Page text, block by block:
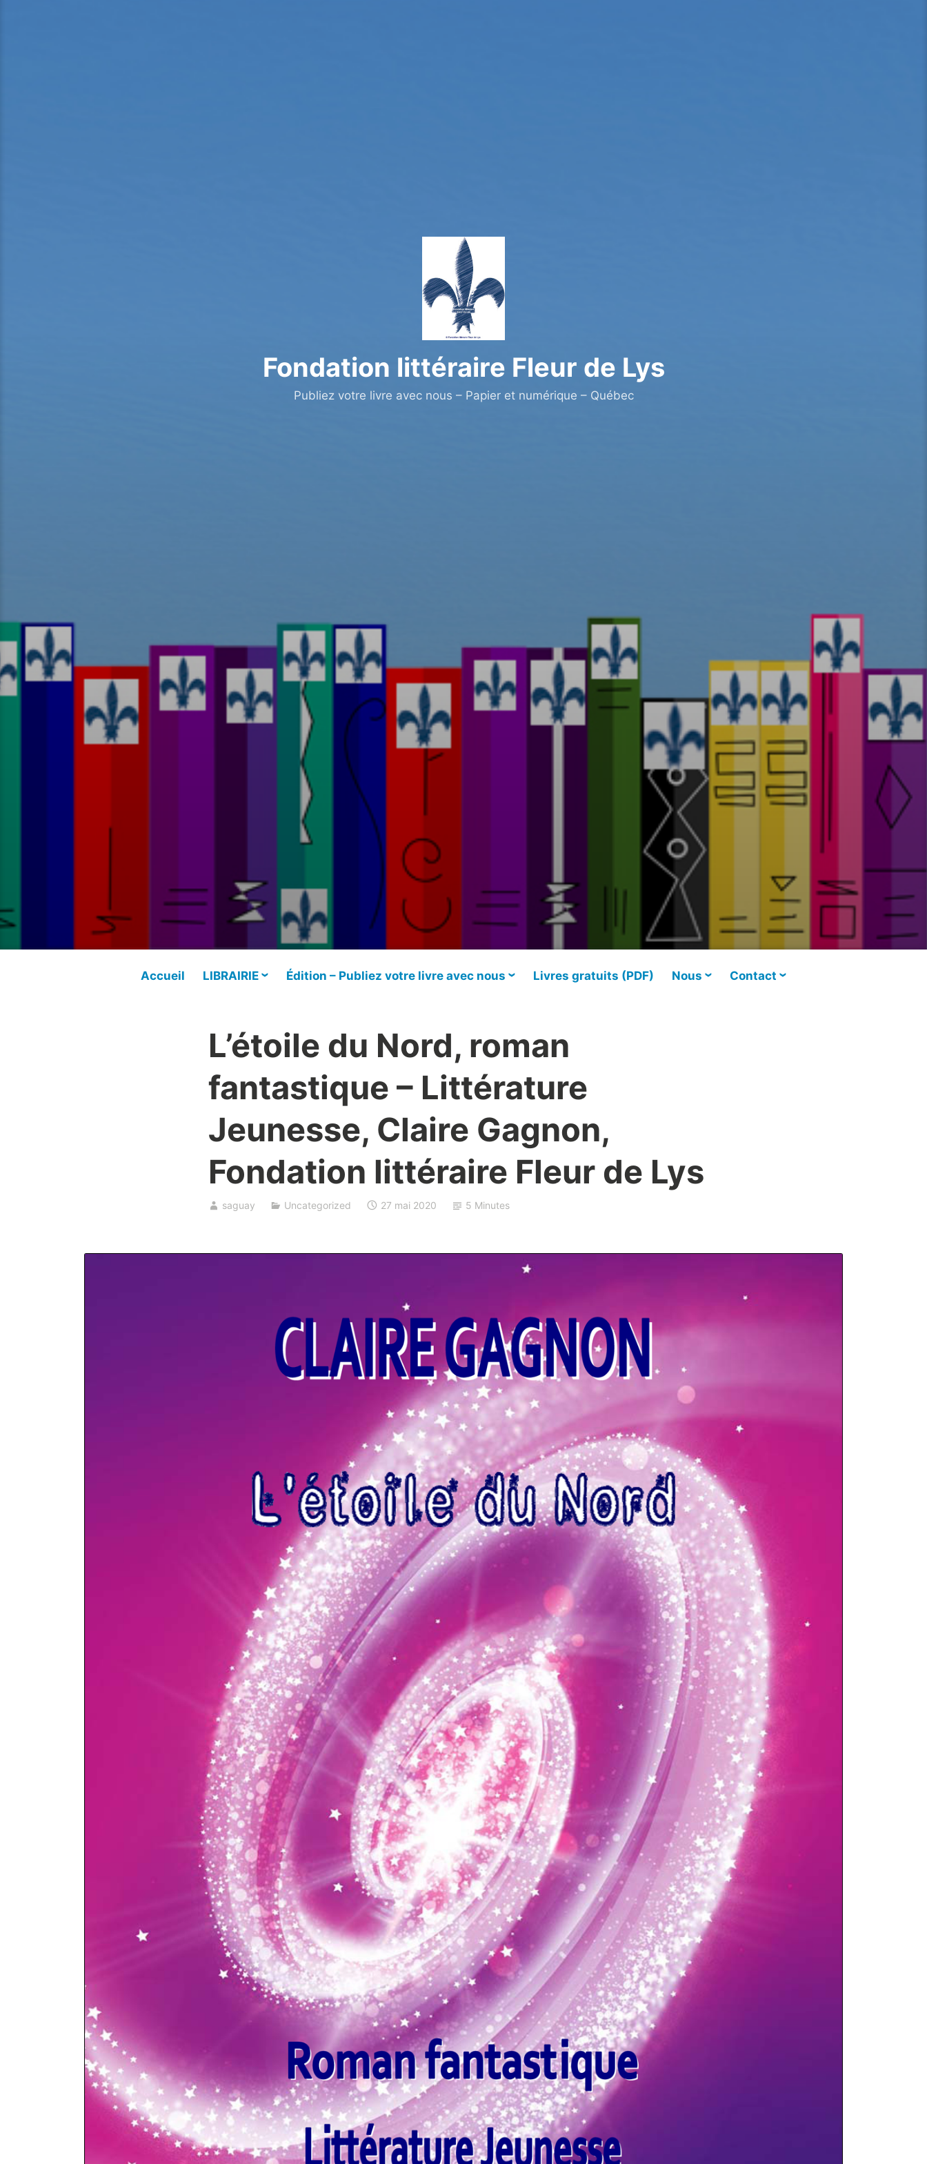
Fondation littéraire Fleur de Lys
Publiez votre livre avec nous – Papier et numérique – Québec
Accueil LIBRAIRIE Édition – Publiez votre livre avec nous Livres gratuits (PDF) Nous Contact
L’étoile du Nord, roman
fantastique – Littérature
Jeunesse, Claire Gagnon,
Fondation littéraire Fleur de Lys
saguay Uncategorized 27 mai 2020 5 Minutes